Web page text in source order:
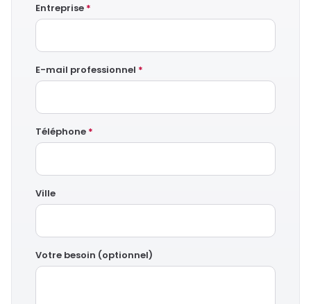
Entreprise *
E-mail professionnel *
Téléphone *
Ville
Votre besoin (optionnel)